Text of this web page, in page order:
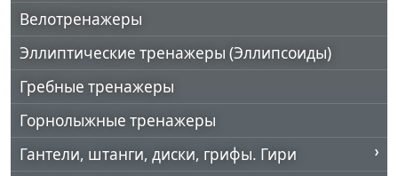
Велотренажеры
Эллиптические тренажеры (Эллипсоиды)
Гребные тренажеры
Горнолыжные тренажеры
Гантели, штанги, диски, грифы. Гири